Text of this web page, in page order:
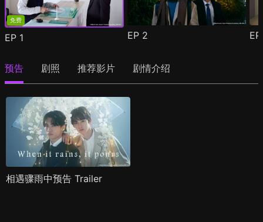
免费
EP 1 EP 2
预告 剧照 推荐影片 剧情介绍
相遇骤雨中预告 Trailer